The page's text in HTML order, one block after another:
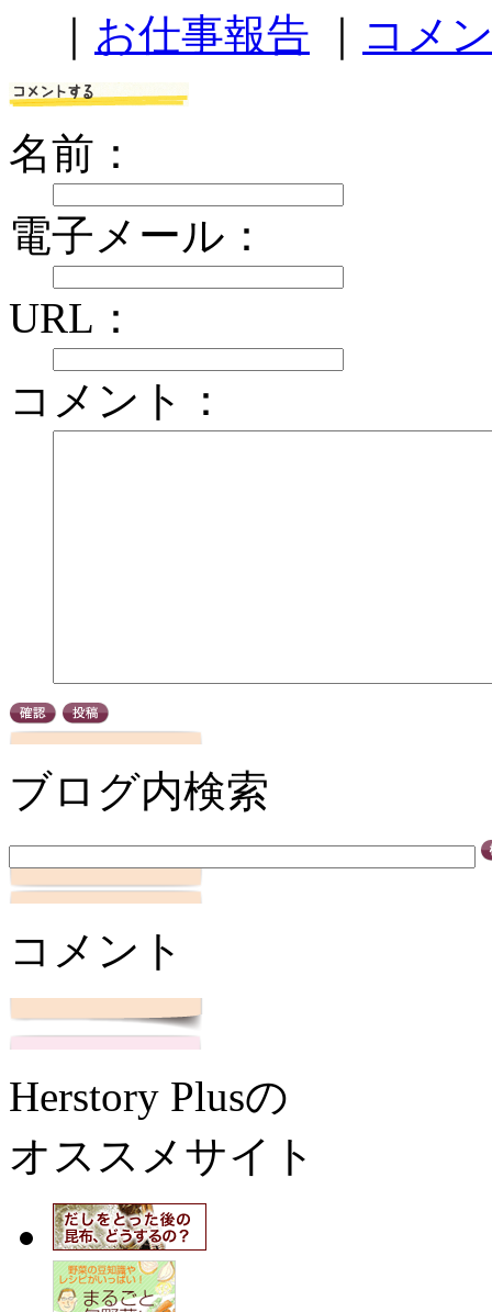
お仕事報告 コメ
名前：
電子メール：
URL：
コメント：
ブログ内検索
コメント
Herstory Plusの
オススメサイト